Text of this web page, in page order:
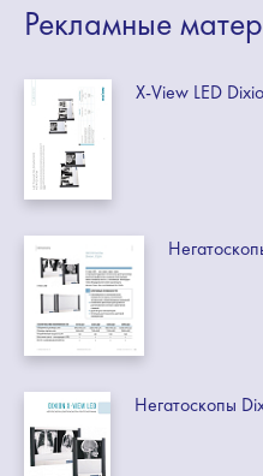
Рекламные
X-View LED
Негатоскопы